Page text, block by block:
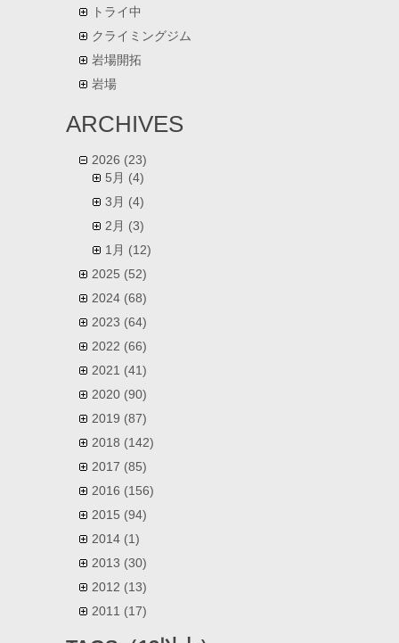
トライ中
クライミングジム
岩場開拓
岩場
ARCHIVES
2026 (23)
5月 (4)
3月 (4)
2月 (3)
1月 (12)
2025 (52)
2024 (68)
2023 (64)
2022 (66)
2021 (41)
2020 (90)
2019 (87)
2018 (142)
2017 (85)
2016 (156)
2015 (94)
2014 (1)
2013 (30)
2012 (13)
2011 (17)